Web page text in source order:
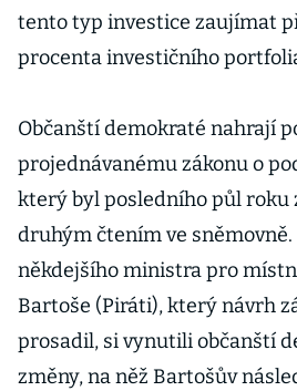
tento typ investice zaujímat
procenta investičního
Občanští demokraté nahrají
projednávanému zákonu o
který byl posledního půl roku
druhým čtením ve sněmovně.
někdejšího ministra pro
Bartoše (Piráti), který návrh
prosadil, si vynutili občanští
změny, na něž Bartošův